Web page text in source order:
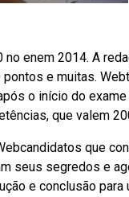
enem 2014. A
e muitas.
o início do
que valem
que
seus segredos e
e conclusão